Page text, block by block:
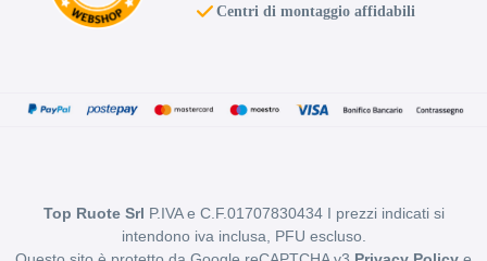
Centri di montaggio affidabili
Top Ruote Srl P.IVA e C.F.01707830434 I prezzi indicati si
intendono iva inclusa, PFU escluso.